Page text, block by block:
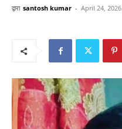
द्वारा santosh kumar - April 24, 2026